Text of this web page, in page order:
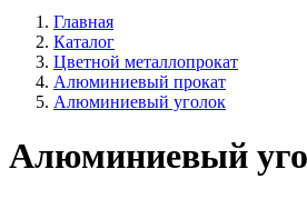
Главная
Каталог
Цветной металлопрокат
Алюминиевый прокат
Алюминиевый уголок
Алюминиевый